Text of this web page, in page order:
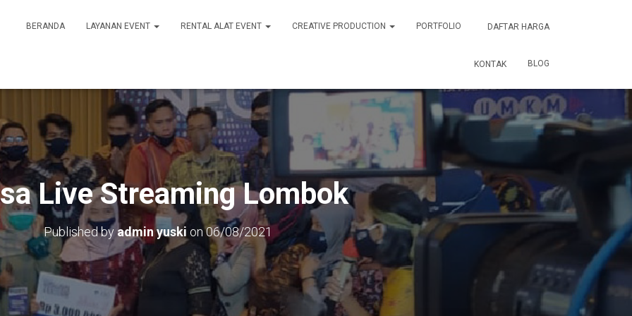
BERANDA LAYANAN EVENT RENTAL ALAT EVENT CREATIVE PRODUCTION PORTFOLIO DAFTAR HARGA
KONTAK BLOG
Live Streaming Lombok
Published by admin yuski on06/08/2021